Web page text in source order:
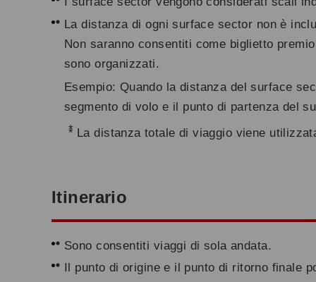
La distanza di ogni surface sector non è
Non saranno consentiti come biglietto
sono organizzati.
Esempio: Quando la distanza del surface
segmento di volo e il punto di partenza del
* La distanza totale di viaggio viene
Itinerario
Sono consentiti viaggi di sola andata.
Il punto di origine e il punto di ritorno finale